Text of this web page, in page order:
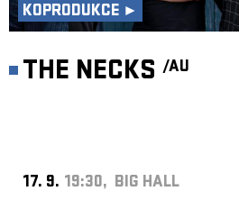
KOPRODUKCE ►
THE NECKS /AU
17. 9. 19:30, BIG HALL